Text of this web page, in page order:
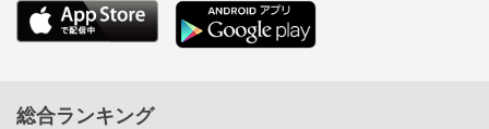
総合ランキング